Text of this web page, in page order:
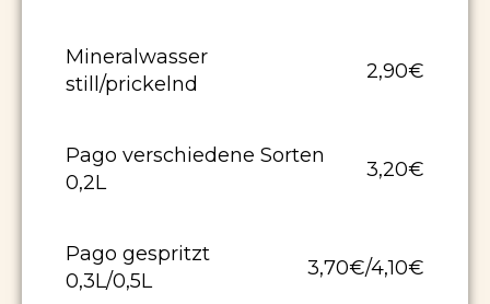
Mineralwasser
still/prickelnd
2,90€
Pago verschiedene Sorten
0,2L
3,20€
Pago gespritzt
0,3L/0,5L
3,70€/4,10€